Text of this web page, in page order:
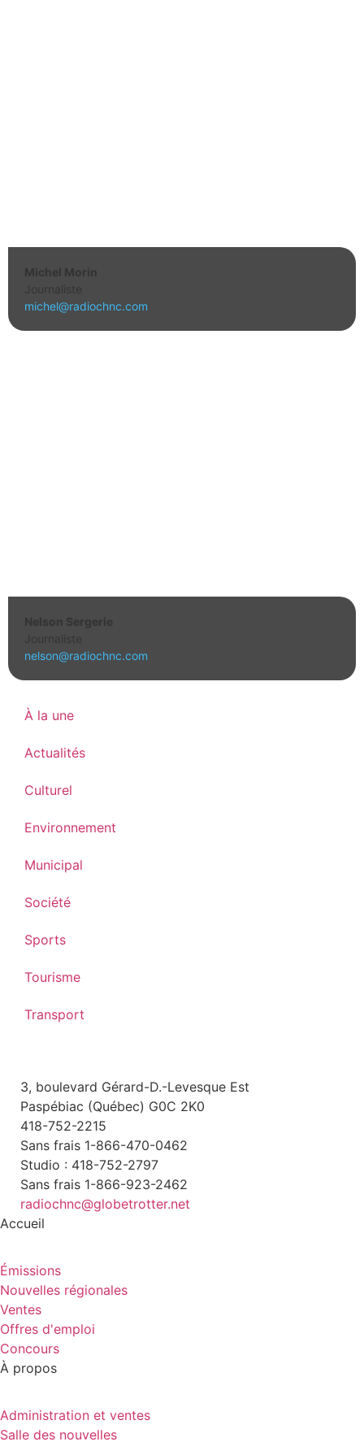
Michel Morin
Journaliste
michel@radiochnc.com
Nelson Sergerie
Journaliste
nelson@radiochnc.com
À la une
Actualités
Culturel
Environnement
Municipal
Société
Sports
Tourisme
Transport
3, boulevard Gérard-D.-Levesque Est
Paspébiac (Québec) G0C 2K0
418-752-2215
Sans frais 1-866-470-0462
Studio : 418-752-2797
Sans frais 1-866-923-2462
radiochnc@globetrotter.net
Accueil
Émissions
Nouvelles régionales
Ventes
Offres d'emploi
Concours
À propos
Administration et ventes
Salle des nouvelles